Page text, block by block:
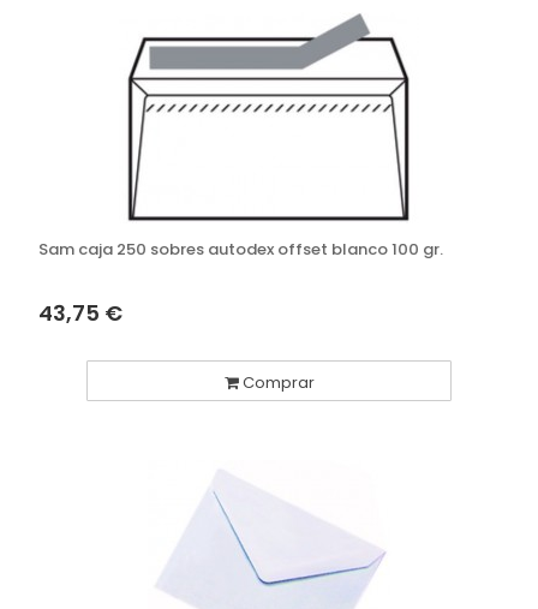
Sam caja 250 sobres autodex offset blanco 100 gr.
43,75 €
Comprar